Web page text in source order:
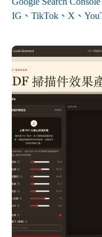
IG、TikTok、X、